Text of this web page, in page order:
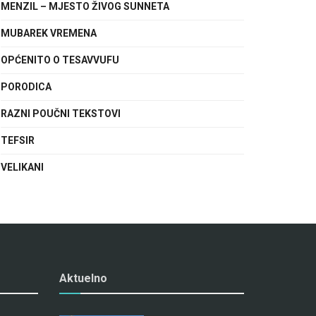
MENZIL – MJESTO ŽIVOG SUNNETA
MUBAREK VREMENA
OPĆENITO O TESAVVUFU
PORODICA
RAZNI POUČNI TEKSTOVI
TEFSIR
VELIKANI
Aktuelno